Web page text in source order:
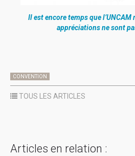
Il est encore temps que
appréciations ne sont
CONVENTION
TOUS LES ARTICLES
Articles en relation :